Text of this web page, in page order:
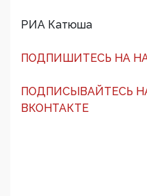
РИА Катюша
ПОДПИШИТЕСЬ НА
ПОДПИСЫВАЙТЕСЬ
ВКОНТАКТЕ